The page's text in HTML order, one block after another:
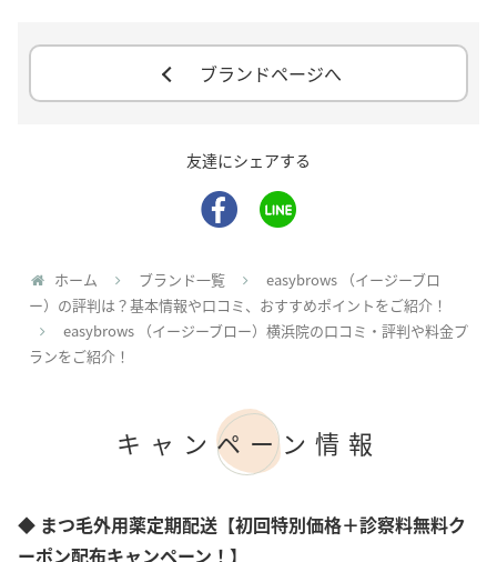
ブランドページへ
友達にシェアする
ホーム ブランド一覧
easybrows （イージーブロ
ー）の評判は？基本情報や口コミ、おすすめポイントをご紹介！
easybrows （イージーブロー）横浜院の口コミ・評判や料金プ
ランをご紹介！
キャンペーン情報
◆ まつ毛外用薬定期配送【初回特別価格＋診察料無料ク
ーポン配布キャンペーン！】